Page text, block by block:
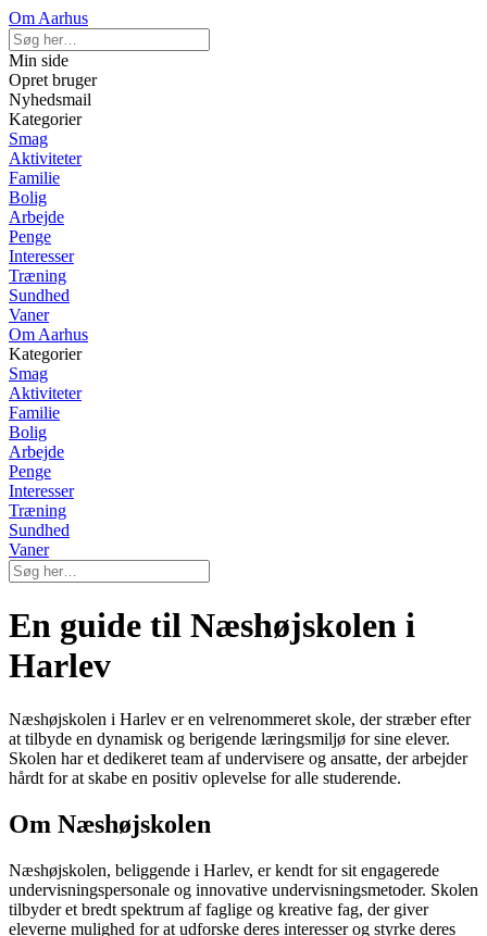
Om Aarhus
Min side
Opret bruger
Nyhedsmail
Kategorier
Smag
Aktiviteter
Familie
Bolig
Arbejde
Penge
Interesser
Træning
Sundhed
Vaner
Om Aarhus
Kategorier
Smag
Aktiviteter
Familie
Bolig
Arbejde
Penge
Interesser
Træning
Sundhed
Vaner
En guide til Næshøjskolen i
Harlev
Næshøjskolen i Harlev er en velrenommeret skole, der stræber efter
at tilbyde en dynamisk og berigende læringsmiljø for sine elever.
Skolen har et dedikeret team af undervisere og ansatte, der arbejder
hårdt for at skabe en positiv oplevelse for alle studerende.
Om Næshøjskolen
Næshøjskolen, beliggende i Harlev, er kendt for sit engagerede
undervisningspersonale og innovative undervisningsmetoder. Skolen
tilbyder et bredt spektrum af faglige og kreative fag, der giver
eleverne mulighed for at udforske deres interesser og styrke deres